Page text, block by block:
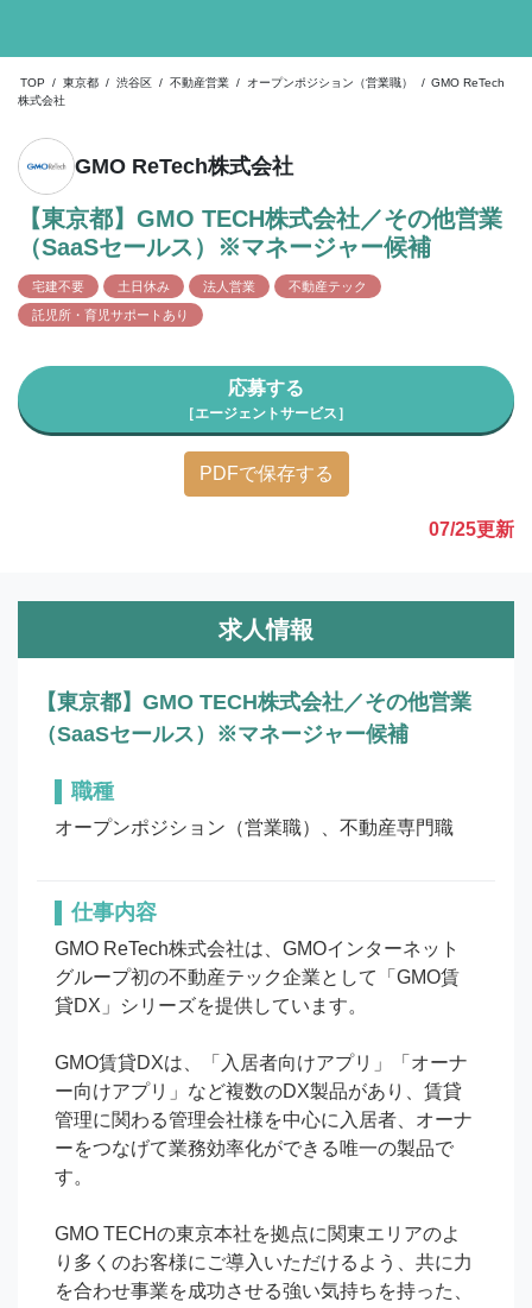
TOP / 東京都 / 渋谷区 / 不動産営業 / オープンポジション（営業職） / GMO ReTech
株式会社
GMO ReTech株式会社
【東京都】GMO TECH株式会社／その他営業
（SaaSセールス）※マネージャー候補
宅建不要 土日休み 法人営業
不動産テック
託児所・育児サポートあり
応募する
［エージェントサービス］
PDFで保存する
07/25更新
求人情報
【東京都】GMO TECH株式会社／その他営業
（SaaSセールス）※マネージャー候補
職種
オープンポジション（営業職）、不動産専門職
仕事内容
GMO ReTech株式会社は、GMOインターネット
グループ初の不動産テック企業として「GMO賃
貸DX」シリーズを提供しています。
GMO賃貸DXは、「入居者向けアプリ」「オーナ
ー向けアプリ」など複数のDX製品があり、賃貸
管理に関わる管理会社様を中心に入居者、オーナ
ーをつなげて業務効率化ができる唯一の製品で
す。
GMO TECHの東京本社を拠点に関東エリアのよ
り多くのお客様にご導入いただけるよう、共に力
を合わせ事業を成功させる強い気持ちを持った、